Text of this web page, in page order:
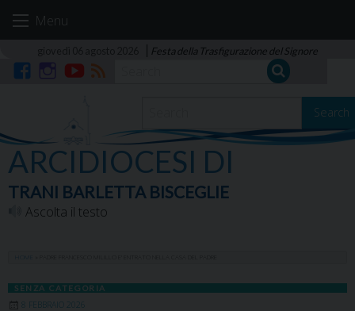
Menu
Festa della Trasfigurazione del Signore
Search
ARCIDIOCESI DI
TRANI BARLETTA BISCEGLIE
Ascolta il testo
SENZA CATEGORIA
8 FEBBRAIO 2026